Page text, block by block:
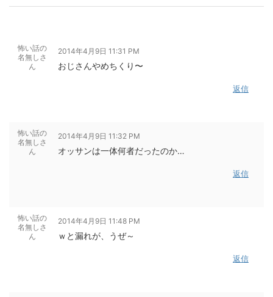
怖い話の
名無しさ
ん
2014年4月9日 11:31 PM
おじさんやめちくり〜
返信
怖い話の
名無しさ
ん
2014年4月9日 11:32 PM
オッサンは一体何者だったのか…
返信
怖い話の
名無しさ
ん
2014年4月9日 11:48 PM
ｗと漏れが、うぜ～
返信